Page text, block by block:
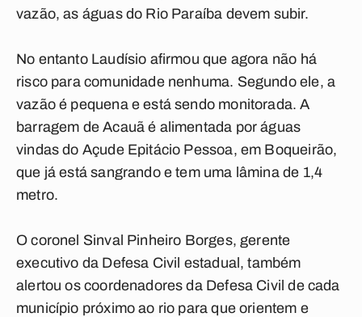
vazão, as águas do Rio Paraíba devem subir.
No entanto Laudísio afirmou que agora não há
risco para comunidade nenhuma. Segundo ele, a
vazão é pequena e está sendo monitorada. A
barragem de Acauã é alimentada por águas
vindas do Açude Epitácio Pessoa, em Boqueirão,
que já está sangrando e tem uma lâmina de 1,4
metro.
O coronel Sinval Pinheiro Borges, gerente
executivo da Defesa Civil estadual, também
alertou os coordenadores da Defesa Civil de cada
município próximo ao rio para que orientem e